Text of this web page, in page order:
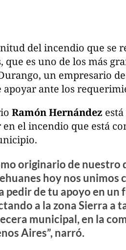
del incendio que se
que es uno de los más
un empresario
ante los
Ramón Hernández
el incendio que está
originario de nuestro
hoy nos unimos
pedir de tu apoyo en
a la zona Sierra a
municipal, en la
Aires”, narró.